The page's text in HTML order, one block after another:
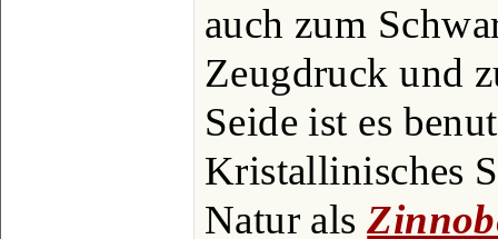
auch zum
Zeugdruck und
Seide ist es
Kristallinisches
Natur als